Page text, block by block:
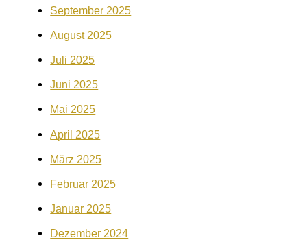
September 2025
August 2025
Juli 2025
Juni 2025
Mai 2025
April 2025
März 2025
Februar 2025
Januar 2025
Dezember 2024